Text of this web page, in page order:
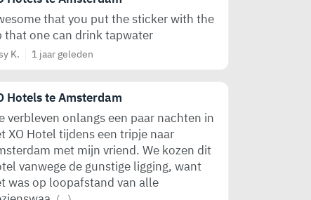
that you put the sticker with the
that one can drink tapwater
K. 1 jaar geleden
Hotels te Amsterdam
verbleven onlangs een paar nachten in
XO Hotel tijdens een tripje naar
met mijn vriend. We kozen dit
vanwege de gunstige ligging, want
was op loopafstand van alle